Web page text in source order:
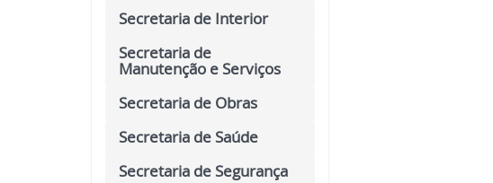
Secretaria de Interior
Secretaria de
Manutenção e Serviços
Secretaria de Obras
Secretaria de Saúde
Secretaria de Segurança